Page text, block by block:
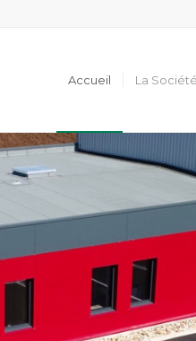
Accueil La Société